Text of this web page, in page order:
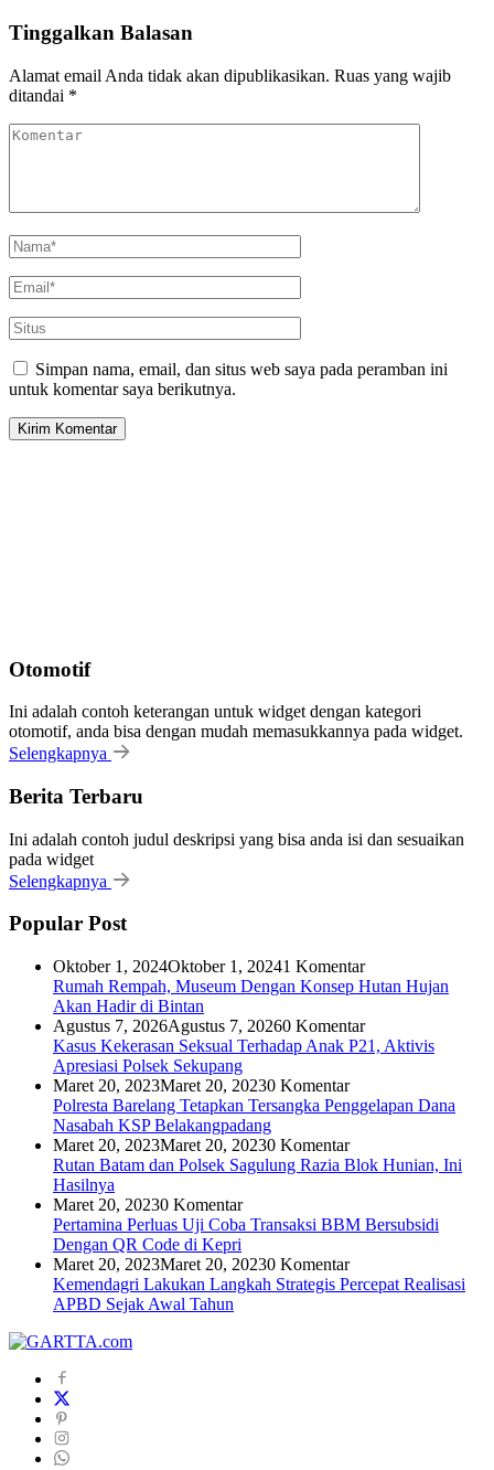
Tinggalkan Balasan
Alamat email Anda tidak akan dipublikasikan. Ruas yang wajib
ditandai *
Simpan nama, email, dan situs web saya pada peramban ini
untuk komentar saya berikutnya.
Otomotif
Ini adalah contoh keterangan untuk widget dengan kategori
otomotif, anda bisa dengan mudah memasukkannya pada widget.
Selengkapnya
Berita Terbaru
Ini adalah contoh judul deskripsi yang bisa anda isi dan sesuaikan
pada widget
Selengkapnya
Popular Post
Oktober 1, 2024Oktober 1, 20241 Komentar
Rumah Rempah, Museum Dengan Konsep Hutan Hujan
Akan Hadir di Bintan
Agustus 7, 2026Agustus 7, 20260 Komentar
Kasus Kekerasan Seksual Terhadap Anak P21, Aktivis
Apresiasi Polsek Sekupang
Maret 20, 2023Maret 20, 20230 Komentar
Polresta Barelang Tetapkan Tersangka Penggelapan Dana
Nasabah KSP Belakangpadang
Maret 20, 2023Maret 20, 20230 Komentar
Rutan Batam dan Polsek Sagulung Razia Blok Hunian, Ini
Hasilnya
Maret 20, 20230 Komentar
Pertamina Perluas Uji Coba Transaksi BBM Bersubsidi
Dengan QR Code di Kepri
Maret 20, 2023Maret 20, 20230 Komentar
Kemendagri Lakukan Langkah Strategis Percepat Realisasi
APBD Sejak Awal Tahun